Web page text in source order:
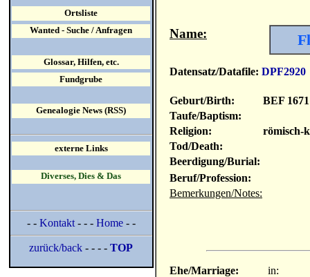
Name:
Datensatz/Datafile: DPF2920
Geburt/Birth:
BEF 1671
Taufe/Baptism:
Religion:
römisch-
Tod/Death:
Beerdigung/Burial:
Beruf/Profession:
Bemerkungen/Notes:
Ehe/Marriage: in:
Ortsliste
Wanted - Suche / Anfragen
Glossar, Hilfen, etc.
Fundgrube
Genealogie News (RSS)
externe Links
Diverses, Dies & Das
- - Kontakt- - - Home- -
zurück/back - - - -TOP